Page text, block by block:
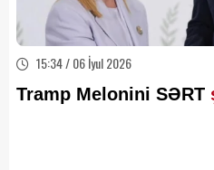
15:34 / 06 İyul 2026
Tramp Melonini SƏRT